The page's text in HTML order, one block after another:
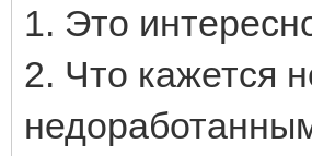
1. Это
2. Что кажется